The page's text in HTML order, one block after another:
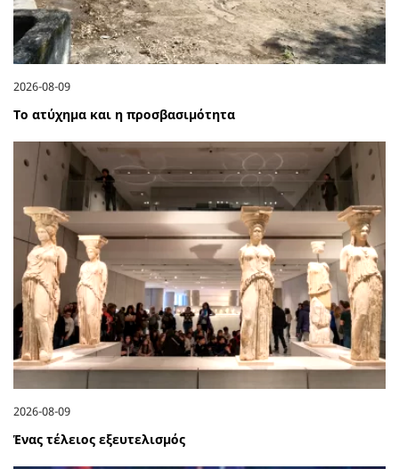
2026-08-09
Το ατύχημα και η προσβασιμότητα
2026-08-09
Ένας τέλειος εξευτελισμός